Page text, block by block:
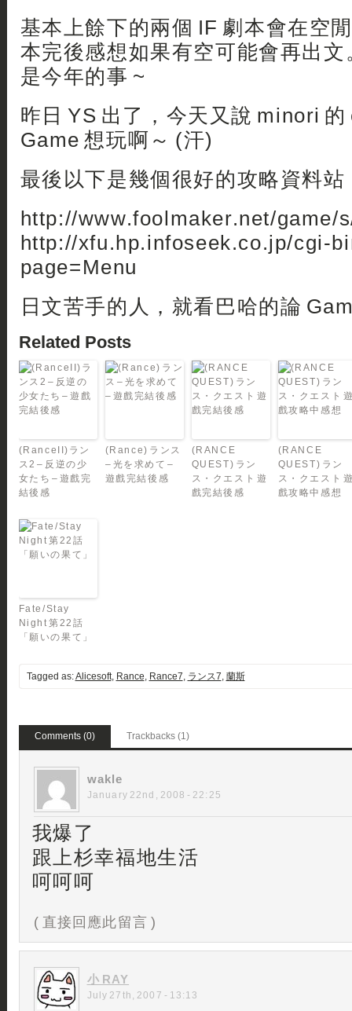
基本上餘下的兩個 IF 劇本會在空
本完後感想如果有空可能會再出
是今年的事 ~
昨日 YS 出了，今天又說 minori
Game 想玩啊～ (汗)
最後以下是幾個很好的攻略資料站
http://www.foolmaker.net/game/
http://xfu.hp.infoseek.co.jp/cgi-
page=Menu
日文苦手的人，就看巴哈的論
Related Posts
(RanceII)ラン
ス2 – 反逆の少
女たち – 遊戲完
結後感
(Rance) ランス
– 光を求めて –
遊戲完結後感
(RANCE
QUEST) ラン
ス・クエスト 遊
戲完結後感
(RANCE
QUEST) ラン
ス・クエスト
戲攻略中感想
Fate/Stay
Night 第22話
「願いの果て」
Tagged as:Alicesoft, Rance, Rance7, ランス7, 蘭斯
Comments (0) Trackbacks (1)
wakle
January 22nd, 2008 - 22:25
我爆了
跟上杉幸福地生活
呵呵呵
( 直接回應此留言 )
小 RAY
July 27th, 2007 - 13:13